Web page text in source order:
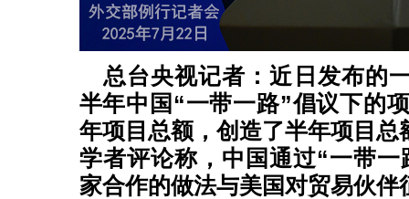
总台央视记者：近日发布的
半年中国“一带一路”倡议下的
年项目总额，创造了半年项目总
学者评论称，中国通过“一带
家合作的做法与美国对贸易伙伴